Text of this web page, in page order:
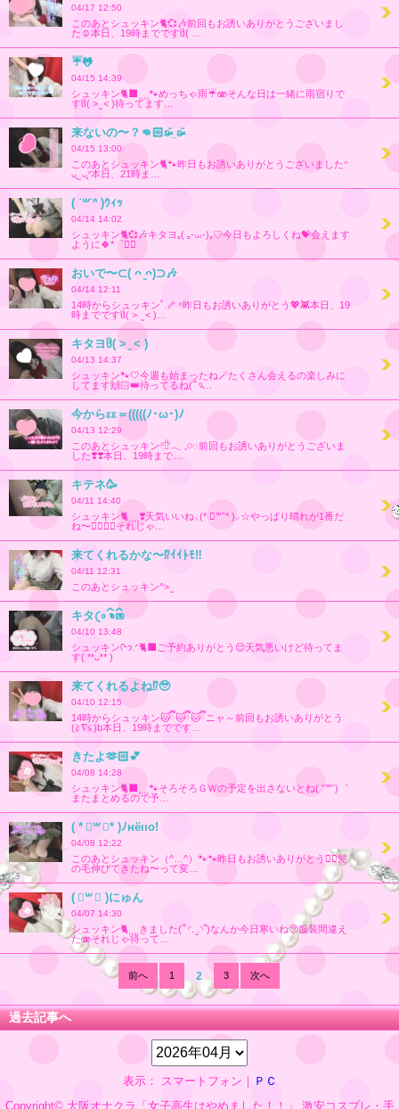
04/17 12:50
このあとシュッキン🐈💞🎶前回もお誘いありがとうございまし
た☺️本日、19時までですჱ̒( …
☔🐸
04/15 14:39
シュッキン🐈‍⬛⸒⸒⸒⸒🐾めっちゃ雨☔️🫨そんな日は一緒に雨宿りで
すჱ̒( > ̫ < )待ってます…
来ないの〜‪？👊🏻ʚ̴̶̷̆_ʚ̴̶̷̆
04/15 13:00
このあとシュッキン🐈🐾昨日もお誘いありがとうございましたᐡ
ᴗ͈ ̫ ᴗ͈ᐡ‪‪本日、21時ま…
( ˙꒳​˙ᐢ )ｳｨｯ
04/14 14:02
シュッキン🐈💞🎶キタヨ꜀( ꜆-⩊-)꜆♡今日もよろしくね💝会えます
ように🍀*゜❤️‍🔥
おいで〜⊂( ᴖ ̫ᴖ)⊃🎶
04/14 12:11
14時からシュッキン˚.🦴 ᵎᵎ昨日もお誘いありがとう💖👾本日、19
時までですჱ̒( > ̫ < )…
キタヨჱ̒( > ̫ < )
04/13 14:37
シュッキン🐾🤍今週も始まったね🪄たくさん会えるの楽しみに
してます🙌🏻👑待ってるね(՞ ᵒ̴…
今からεε＝(((((ﾉ･ω･)ﾉ
04/13 12:29
このあとシュッキン𓏲𓎨𓂃 𓈒𓏸◌‬前回もお誘いありがとうございま
した❣️❣️本日、19時まで…
キテネ🥳
04/11 14:40
シュッキン🐈⸒⸒⸒⸒❣️天気いいね⸜(* ॑꒳ˆ* )⸝☆やっぱり晴れが1番だ
ね〜🙂‍↕️🙂‍↕️それじゃ…
来てくれるかな〜⁉️ｲｲﾄﾓ‼️
04/11 12:31
このあとシュッキン^> ̫
キタ𛰙᭜𖫴𖫰𖫱𖫳𖫲𖫲𖫳𖫴𖫰𖫱꛰ ᭜𖫴𖫰𖫱𖫳𖫲𖫲𖫳𖫴𖫰𖫱꛰ಣ
04/10 13:48
シュッキンᢉ𐭩.ᐟ🐈‍⬛ご予約ありがとう😌天気悪いけど待ってま
す( *❛ᴗ❛* )
来てくれるよね⁉️🥹
04/10 12:15
14時からシュッキン🐱ྀི🐱ྀི🐱ྀིニャ～前回もお誘いありがとう
(≧∇≦)b本日、19時までです…
きたよ‪🫶🏻‬💕︎︎
04/08 14:28
シュッキン🐈‍⬛⸒⸒⸒⸒🐾そろそろＧＷの予定を出さないとね( ˘꒳˘)゛
またまとめるので予…
( * ॑꒳ ॑* )ﾉнёιιο!
04/08 12:22
このあとシュッキン（^…^）🐾🐾昨日もお誘いありがとう❤️‍🔥髪
の毛伸びてきたね〜って変…
‪( ॑꒳ ॑ )にゅん
04/07 14:30
シュッキン🐈⸒⸒⸒⸒きました(՞ ◜. ̫.◝՞)なんか今日寒いね🥺服装間違え
た🫨それじゃ待って…
前へ 1 2 3 次へ
過去記事へ
表示： スマートフォン｜ ＰＣ
Copyright© 大阪オナクラ「女子高生はやめました！！」 激安コスプレ・手